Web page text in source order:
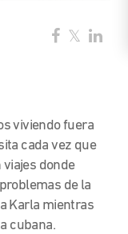
viviendo fuera
cada vez que
viajes donde
de la
Karla mientras
cubana.